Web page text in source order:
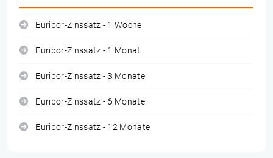
Euribor-Zinssatz - 1 Woche
Euribor-Zinssatz - 1 Monat
Euribor-Zinssatz - 3 Monate
Euribor-Zinssatz - 6 Monate
Euribor-Zinssatz - 12 Monate